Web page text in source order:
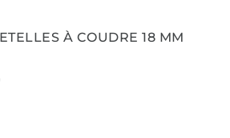
À COUDRE 18 MM